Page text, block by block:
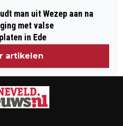
man uit Wezep aan na
met valse
in Ede
artikelen